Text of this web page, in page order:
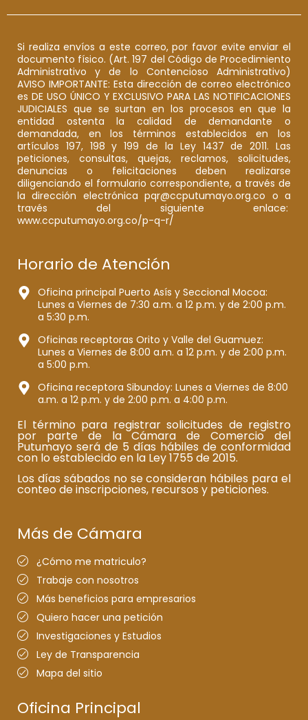
Si realiza envíos a este correo, por favor evite enviar el
documento físico. (Art. 197 del Código de Procedimiento
Administrativo y de lo Contencioso Administrativo)
AVISO IMPORTANTE: Esta dirección de correo electrónico
es DE USO ÚNICO Y EXCLUSIVO PARA LAS NOTIFICACIONES
JUDICIALES que se surtan en los procesos en que la
entidad ostenta la calidad de demandante o
demandada, en los términos establecidos en los
artículos 197, 198 y 199 de la Ley 1437 de 2011. Las
peticiones, consultas, quejas, reclamos, solicitudes,
denuncias o felicitaciones deben realizarse
diligenciando el formulario correspondiente, a través de
la dirección electrónica pqr@ccputumayo.org.co o a
través del siguiente enlace:
www.ccputumayo.org.co/p-q-r/
Horario de Atención
Oficina principal Puerto Asís y Seccional Mocoa:
Lunes a Viernes de 7:30 a.m. a 12 p.m. y de 2:00 p.m.
a 5:30 p.m.
Oficinas receptoras Orito y Valle del Guamuez:
Lunes a Viernes de 8:00 a.m. a 12 p.m. y de 2:00 p.m.
a 5:00 p.m.
Oficina receptora Sibundoy: Lunes a Viernes de 8:00
a.m. a 12 p.m. y de 2:00 p.m. a 4:00 p.m.
El término para registrar solicitudes de registro
por parte de la Cámara de Comercio del
Putumayo será de 5 días hábiles de conformidad
con lo establecido en la Ley 1755 de 2015.
Los días sábados no se consideran hábiles para el
conteo de inscripciones, recursos y peticiones.
Más de Cámara
¿Cómo me matriculo?
Trabaje con nosotros
Más beneficios para empresarios
Quiero hacer una petición
Investigaciones y Estudios
Ley de Transparencia
Mapa del sitio
Oficina Principal